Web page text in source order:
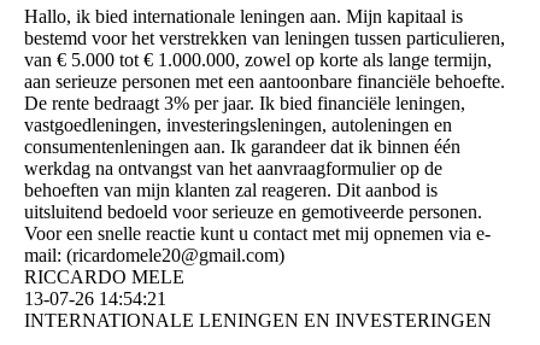
Hallo, ik bied internationale leningen aan. Mijn kapitaal is
bestemd voor het verstrekken van leningen tussen particulieren,
van € 5.000 tot € 1.000.000, zowel op korte als lange termijn,
aan serieuze personen met een aantoonbare financiële behoefte.
De rente bedraagt ​​3% per jaar. Ik bied financiële leningen,
vastgoedleningen, investeringsleningen, autoleningen en
consumentenleningen aan. Ik garandeer dat ik binnen één
werkdag na ontvangst van het aanvraagformulier op de
behoeften van mijn klanten zal reageren. Dit aanbod is
uitsluitend bedoeld voor serieuze en gemotiveerde personen.
Voor een snelle reactie kunt u contact met mij opnemen via e-
mail: (­ricardomele20@­gmail.­com)­
RICCARDO MELE
13-07-26 14:54:21
INTERNATIONALE LENINGEN EN INVESTERINGEN